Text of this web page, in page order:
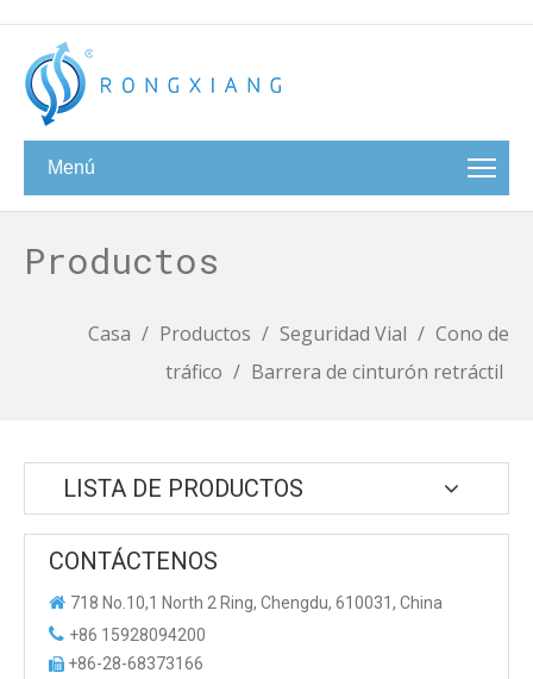
Menú
Productos
Casa / Productos / Seguridad Vial / Cono de
tráfico / Barrera de cinturón retráctil
LISTA DE PRODUCTOS
CONTÁCTENOS
 718 No.10,1 North 2 Ring, Chengdu, 610031, China
 +86 15928094200
 +86-28-68373166